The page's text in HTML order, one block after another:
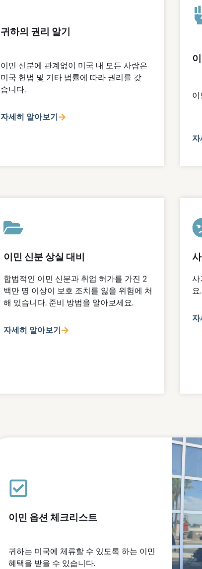
귀하의 권리 알기
이민 신분에 관계없이 미국 내 모든 사람은
미국 헌법 및 기타 법률에 따라 권리를 갖
습니다.
자세히 알아보기
자
이민 신분 상실 대비
합법적인 이민 신분과 취업 허가를 가진 2
백만 명 이상이 보호 조치를 잃을 위험에 처
해 있습니다. 준비 방법을 알아보세요.
자세히 알아보기
사
요.
자
이민 옵션 체크리스트
귀하는 미국에 체류할 수 있도록 하는 이민
혜택을 받을 수 있습니다.